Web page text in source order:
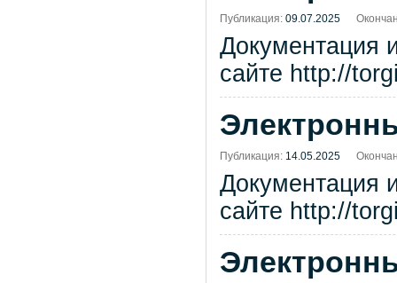
Публикация: 09.07.2025
Документация
сайте http://
Публикация: 14.05.2025
Документация
сайте http://